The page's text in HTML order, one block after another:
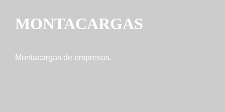
MONTACARGAS
Montacargas de empresas.